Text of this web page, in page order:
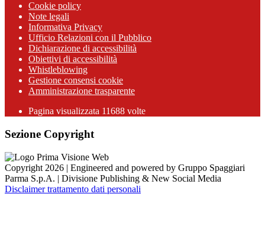
Cookie policy
Note legali
Informativa Privacy
Ufficio Relazioni con il Pubblico
Dichiarazione di accessibilità
Obiettivi di accessibilità
Whistleblowing
Gestione consensi cookie
Amministrazione trasparente
Pagina visualizzata 11688 volte
Sezione Copyright
Copyright 2026 | Engineered and powered by Gruppo Spaggiari
Parma S.p.A. | Divisione Publishing & New Social Media
Disclaimer trattamento dati personali